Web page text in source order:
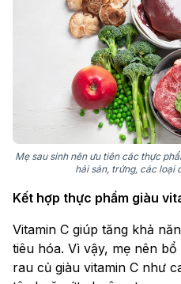
Mẹ sau sinh nên ưu tiên các thực
hải sản, trứng, các loại
Kết hợp thực phẩm giàu
Vitamin C giúp tăng khả
tiêu hóa. Vì vậy, mẹ nên
rau củ giàu vitamin C như